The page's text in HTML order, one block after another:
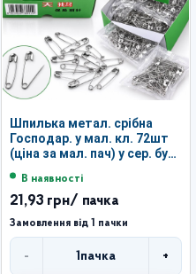
Шпилька метал. срібна
Господар. у мал. кл. 72шт
(ціна за мал. пач) у сер. бум.
В наявності
21,93 грн/ пачка
Замовлення від 1 пачки
- 1пачка +